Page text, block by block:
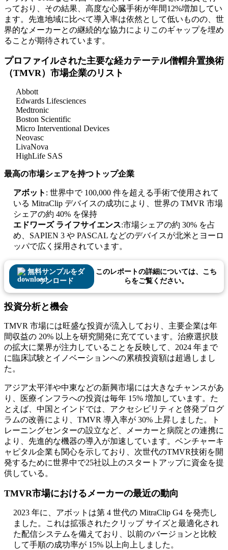
っており、その結果、高度な心臓手術が年間12%増加してい
ます。先進地域に比べて導入率は依然として低いものの、世
界的なメーカーとの継続的な協力によりこのギャップを埋め
ることが期待されています。
プロファイルされた主要な経カテーテル僧帽弁置換術
（TMVR）市場企業のリスト
Abbott
Edwards Lifesciences
Medtronic
Boston Scientific
Micro Interventional Devices
Neovasc
LivaNova
HighLife SAS
最高の市場シェアを持つトップ企業
アボット : 世界中で 100,000 件を超える手術で使用されて
いる MitraClip デバイスの成功により、世界の TMVR 市場
シェアの約 40% を保持
エドワーズ ライフサイエンス:市場シェアの約 30% を占
め、SAPIEN 3 や PASCAL などのデバイスが北米とヨーロ
ッパで広く採用されています。
無料サンプルをダ
ウンロード
このレポートの詳細については、こち
らをご覧ください。
投資分析と機会
TMVR 市場には旺盛な投資が流入しており、主要企業は年
間収益の 20% 以上を研究開発に充てています。治療選択肢
の拡大に業界が注力していることを反映して、2024 年まで
に臨床試験とイノベーションへの累積投資額は超過しまし
た。
アジア太平洋や中東などの新興市場には大きなチャンスがあ
り、医療インフラへの投資は毎年 15% 増加しています。た
とえば、中国とインドでは、アクセシビリティと啓発プログ
ラムの改善により、TMVR 導入率が 30% 上昇しました。ト
レーニングセンターの設立など、メーカーと病院との連携に
より、先進的な機器の導入が加速しています。ベンチャーキ
ャピタル企業も関心を示しており、次世代のTMVR技術を開
発するために世界中で25社以上のスタートアップに資金を提
供している。
TMVR市場におけるメーカーの最近の動向
2023 年に、アボットは第 4 世代の MitraClip G4 を発売し
ました。これは拡張されたクリップ サイズと最適化され
た配信システムを備えており、以前のバージョンと比較
して手順の成功率が 15% 以上向上しました。